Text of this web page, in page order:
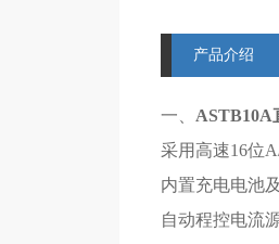
产品介绍
一、 ASTB10A
采用高速16位
内置充电电池
自动程控电流